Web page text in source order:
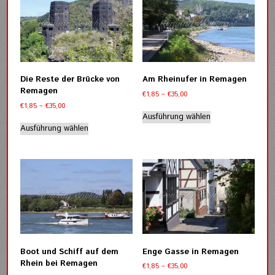
auf.
Die
Optionen
können
auf
Produktseite
auf.
Die
Optionen
können
auf
Produktseite
Die Reste der Brücke von
Remagen
€1,85 –€35,00Preisspanne:
bis
€35,00
Ausführung wählen
Dieses
Produkt
mehrere
Varianten
Die
Optionen
können
auf
Produktseite
gewählt
Am Rheinufer in Remagen
€1,85 – €35,00Preisspanne:
bis
€35,00
Ausführung wählen
Dieses
Produkt
Varianten
auf.
Die
Optionen
können
auf
der
gewählt
Boot und Schiff auf dem
Rhein bei Remagen
Enge Gasse in Remagen
€1,85 – €35,00Preisspanne: